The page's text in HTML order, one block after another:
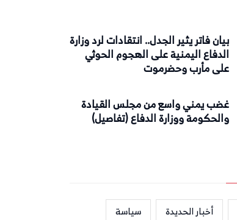
بيان فاتر يثير الجدل.. انتقادات لرد وزارة
الدفاع اليمنية على الهجوم الحوثي
على مأرب وحضرموت
غضب يمني واسع من مجلس القيادة
والحكومة ووزارة الدفاع (تفاصيل)
أخبار الحديدة
سياسة